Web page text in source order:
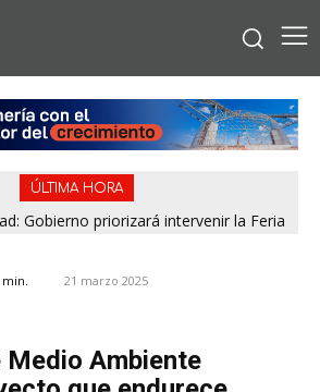
ÚLTIMA HORA
Gobierno priorizará intervenir la Feria
min. 21 marzo 2025
Medio Ambiente